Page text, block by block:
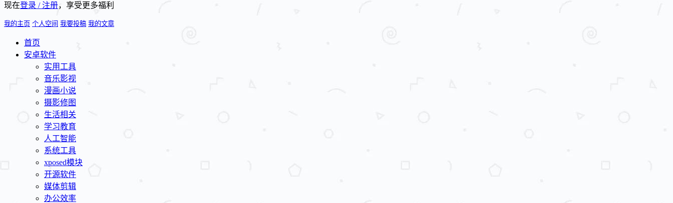
现在登录 / 注册，享受更多福利
我的主页 个人空间 我要投稿 我的文章
首页
安卓软件
实用工具
音乐影视
漫画小说
摄影修图
生活相关
学习教育
人工智能
系统工具
xposed模块
开源软件
媒体剪辑
办公效率